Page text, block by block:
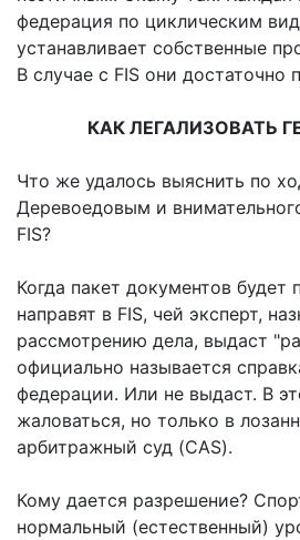
федерация по циклическим
устанавливает собственные
В случае с FIS они достаточно
КАК ЛЕГАЛИЗОВАТЬ
Что же удалось выяснить по
Деревоедовым и
FIS?
Когда пакет документов будет
направят в FIS, чей эксперт,
рассмотрению дела, выдаст
официально называется
федерации. Или не выдаст. В
жаловаться, но только в
арбитражный суд (CAS).
Кому дается разрешение?
нормальный (естественный)